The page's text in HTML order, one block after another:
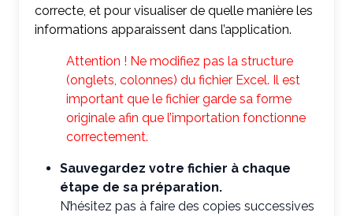
correcte, et pour visualiser de quelle manière les
informations apparaissent dans l’application.
Attention ! Ne modifiez pas la structure
(onglets, colonnes) du fichier Excel. Il est
important que le fichier garde sa forme
originale afin que l’importation fonctionne
correctement.
Sauvegardez votre fichier à chaque
étape de sa préparation.
N’hésitez pas à faire des copies successives